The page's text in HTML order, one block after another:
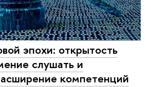
эпохи: открытость
слушать и
компетенций